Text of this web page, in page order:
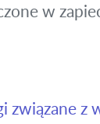
w
związane z